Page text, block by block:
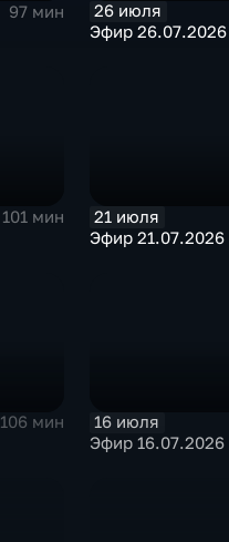
97 мин
26 июля
Эфир 26.07.2026
101 мин
21 июля
Эфир 21.07.2026
106 мин
16 июля
Эфир 16.07.2026